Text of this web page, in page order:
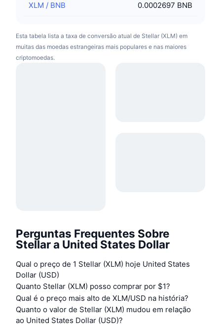
XLM / BNB 0.0002697 BNB
Esta tabela lista a taxa de conversão atual de Stellar (XLM) em
muitas das moedas estrangeiras mais populares e nas maiores
criptomoedas.
Perguntas Frequentes Sobre
Stellar a United States Dollar
Qual o preço de 1 Stellar (XLM) hoje United States
Dollar (USD)
Quanto Stellar (XLM) posso comprar por $1?
Qual é o preço mais alto de XLM/USD na história?
Quanto o valor de Stellar (XLM) mudou em relação
ao United States Dollar (USD)?